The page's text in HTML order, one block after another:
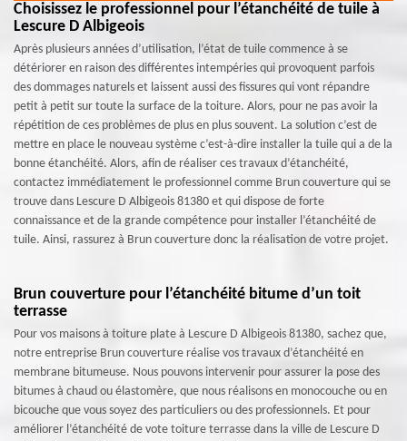
Choisissez le professionnel pour l’étanchéité de tuile à
Lescure D Albigeois
Après plusieurs années d’utilisation, l’état de tuile commence à se
détériorer en raison des différentes intempéries qui provoquent parfois
des dommages naturels et laissent aussi des fissures qui vont répandre
petit à petit sur toute la surface de la toiture. Alors, pour ne pas avoir la
répétition de ces problèmes de plus en plus souvent. La solution c’est de
mettre en place le nouveau système c’est-à-dire installer la tuile qui a de la
bonne étanchéité. Alors, afin de réaliser ces travaux d’étanchéité,
contactez immédiatement le professionnel comme Brun couverture qui se
trouve dans Lescure D Albigeois 81380 et qui dispose de forte
connaissance et de la grande compétence pour installer l’étanchéité de
tuile. Ainsi, rassurez à Brun couverture donc la réalisation de votre projet.
Brun couverture pour l’étanchéité bitume d’un toit
terrasse
Pour vos maisons à toiture plate à Lescure D Albigeois 81380, sachez que,
notre entreprise Brun couverture réalise vos travaux d’étanchéité en
membrane bitumeuse. Nous pouvons intervenir pour assurer la pose des
bitumes à chaud ou élastomère, que nous réalisons en monocouche ou en
bicouche que vous soyez des particuliers ou des professionnels. Et pour
améliorer l’étanchéité de vote toiture terrasse dans la ville de Lescure D